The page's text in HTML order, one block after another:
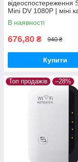
відеоспостереження
Mini DV 1080P | міні
жучок
В наявності
676,80 ₴ 940 ₴
Купити
Топ продажів –28%